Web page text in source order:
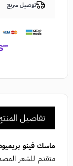
توصيل سريع
تفاصيل
ماسك فينو
متقدم للشعر